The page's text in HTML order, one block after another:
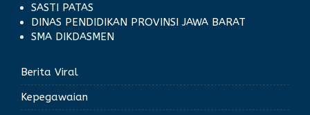
SASTI PATAS
DINAS PENDIDIKAN PROVINSI JAWA BARAT
SMA DIKDASMEN
Berita Viral
Kepegawaian